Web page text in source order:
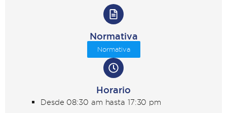
Normativa
Normativa
Horario
Desde 08:30 am hasta 17:30 pm